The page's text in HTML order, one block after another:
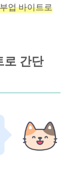
업 바이트로
로 간단